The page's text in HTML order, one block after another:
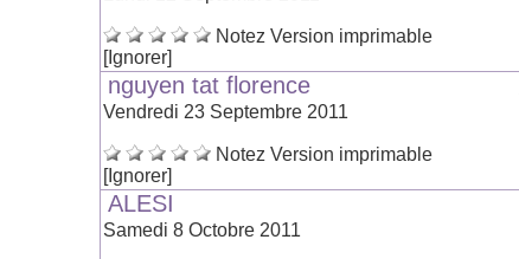
Notez Version imprimable
[Ignorer]
nguyen tat florence
Vendredi 23 Septembre 2011
Notez Version imprimable
[Ignorer]
ALESI
Samedi 8 Octobre 2011